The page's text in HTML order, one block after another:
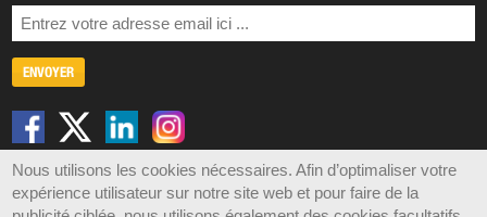
Disclaimer Privacy Cookies Sitemap
Nous utilisons les cookies nécessaires. Afin d’optimaliser votre
expérience utilisateur sur notre site web et pour faire de la